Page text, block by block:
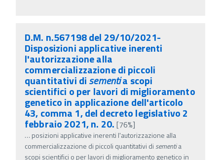
D.M. n.567198 del 29/10/2021-
Disposizioni applicative inerenti
l'autorizzazione alla
commercializzazione di piccoli
quantitativi disementia scopi
scientifici o per lavori di miglioramento
genetico in applicazione dell'articolo
43, comma 1, del decreto legislativo 2
febbraio 2021, n. 20.[76%]
… posizioni applicative inerenti l'autorizzazione alla
commercializzazione di piccoli quantitativi di sementia
scopi scientifici o per lavori di miglioramento genetico in